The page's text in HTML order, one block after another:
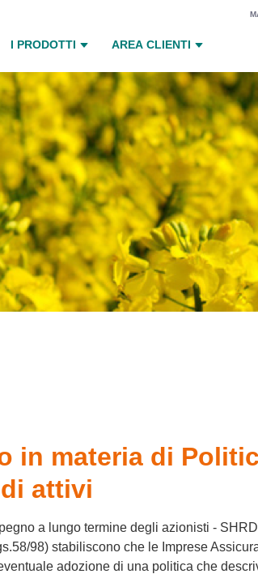
I PRODOTTI AREA CLIENTI
in materia di
attivi
a lungo termine degli azionisti -
98) stabiliscono che le Imprese
adozione di una politica che